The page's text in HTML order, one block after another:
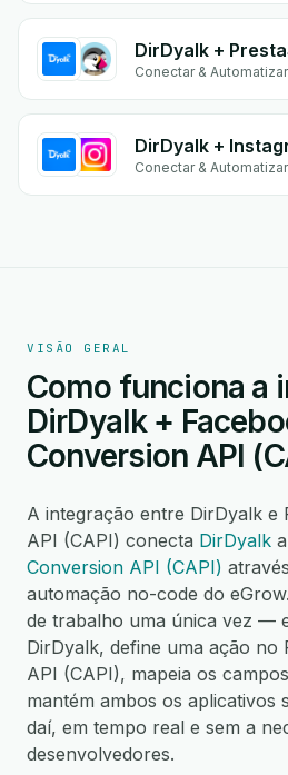
DirDyalk +
Conectar & Automatizar
DirDyalk +
Conectar & Automatizar
VISÃO GERAL
Como funciona a
DirDyalk +
Conversion API
A integração entre DirDyalk e
API (CAPI) conecta DirDyalk a
Conversion API (CAPI)
automação no-code do
de trabalho uma única vez —
DirDyalk, define uma ação no
API (CAPI), mapeia os
mantém ambos os aplicativos
daí, em tempo real e sem a
desenvolvedores.